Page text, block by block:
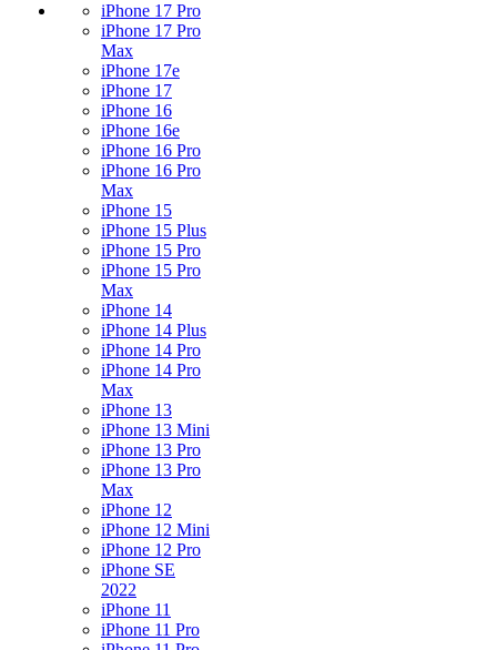
iPhone 17 Pro
iPhone 17 Pro
Max
iPhone 17e
iPhone 17
iPhone 16
iPhone 16e
iPhone 16 Pro
iPhone 16 Pro
Max
iPhone 15
iPhone 15 Plus
iPhone 15 Pro
iPhone 15 Pro
Max
iPhone 14
iPhone 14 Plus
iPhone 14 Pro
iPhone 14 Pro
Max
iPhone 13
iPhone 13 Mini
iPhone 13 Pro
iPhone 13 Pro
Max
iPhone 12
iPhone 12 Mini
iPhone 12 Pro
iPhone SE
2022
iPhone 11
iPhone 11 Pro